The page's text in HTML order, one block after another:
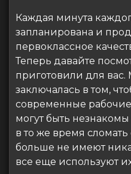
Каждая минута
запланирована и
первоклассное
Теперь давайте
приготовили для вас.
заключалась в том,
современные
могут быть
в то же время
больше не имеют
все еще используют